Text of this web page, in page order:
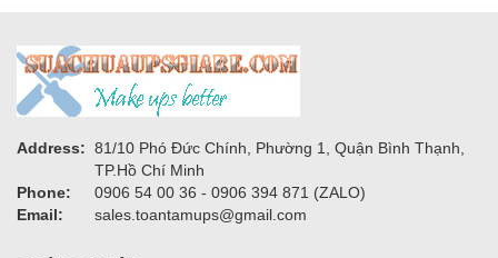
Address: 81/10 Phó Đức Chính, Phường 1, Quận Bình Thạnh,
TP.Hồ Chí Minh
Phone:
0906 54 00 36 - 0906 394 871 (ZALO)
Email:
sales.toantamups@gmail.com